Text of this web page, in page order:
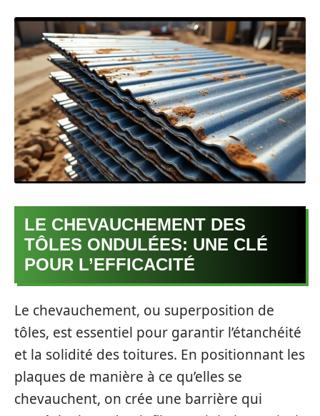
LE CHEVAUCHEMENT DES
TÔLES ONDULÉES: UNE CLÉ
POUR L’EFFICACITÉ
Le chevauchement, ou superposition de
tôles, est essentiel pour garantir l’étanchéité
et la solidité des toitures. En positionnant les
plaques de manière à ce qu’elles se
chevauchent, on crée une barrière qui